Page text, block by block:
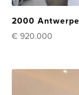
2000
€ 920.000